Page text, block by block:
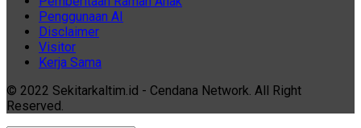
Penggunaan AI
Disclaimer
Visitor
Kerja Sama
© 2022 Sekitarkaltim.id - Cendana Network. All Right
Reserved.